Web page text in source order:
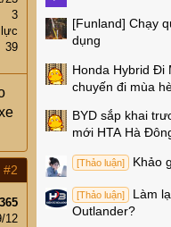
3
39
#2
12
[Funland] Chạy
dụng
Honda Hybrid Đi
chuyến đi mùa
BYD sắp khai
mới HTA Hà
[Thảo luận] Khảo
[Thảo luận]
Làm
Outlander?